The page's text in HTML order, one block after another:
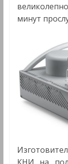
минут
КНИ на